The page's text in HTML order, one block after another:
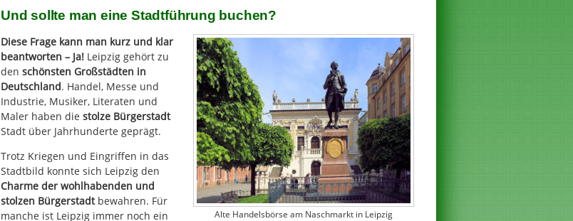
Und sollte man eine Stadtführung buchen?
Alte Handelsbörse am Naschmarkt in Leipzig
Diese Frage kann man kurz und klar
beantworten – Ja! Leipzig gehört zu
den schönsten Großstädten in
Deutschland. Handel, Messe und
Industrie, Musiker, Literaten und
Maler haben die stolze Bürgerstadt
Stadt über Jahrhunderte geprägt.
Trotz Kriegen und Eingriffen in das
Stadtbild konnte sich Leipzig den
Charme der wohlhabenden und
stolzen Bürgerstadtbewahren. Für
manche ist Leipzig immer noch ein